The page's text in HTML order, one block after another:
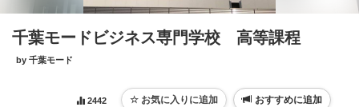
千葉モードビジネス専門学校 高等課程
by 千葉モード
2442 おすすめに追加